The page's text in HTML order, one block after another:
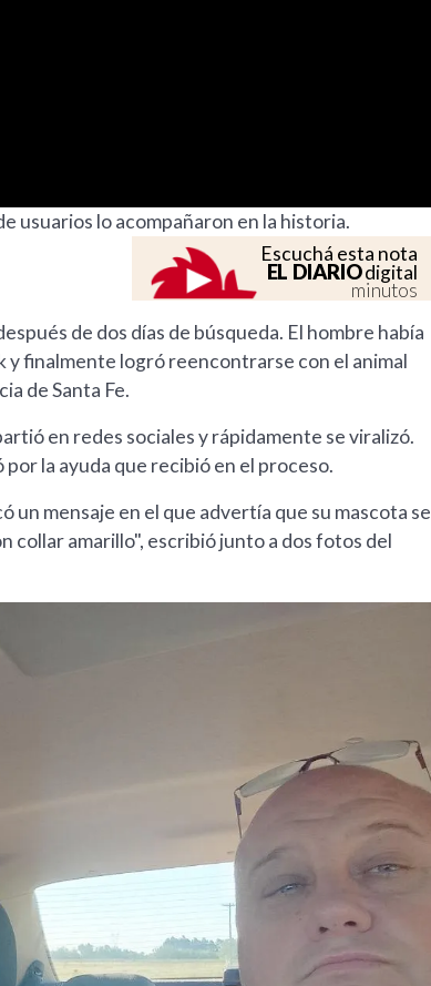
usuarios lo acompañaron en la historia.
Escuchá esta nota
EL DIARIOdigital
minutos
de dos días de búsqueda. El hombre había
finalmente logró reencontrarse con el animal
de Santa Fe.
en redes sociales y rápidamente se viralizó.
la ayuda que recibió en el proceso.
un mensaje en el que advertía que su mascota se
collar amarillo", escribió junto a dos fotos del